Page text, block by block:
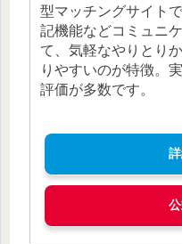
型マッチングサイト
記機能などコミュニ
て、気軽なやりとり
りやすいのが特徴。
評価が多数です。